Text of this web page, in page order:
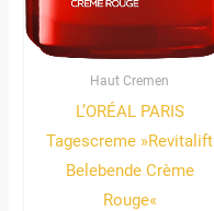
Haut Cremen
L’ORÉAL PARIS
Tagescreme »Revitalift
Belebende Crème
Rouge«